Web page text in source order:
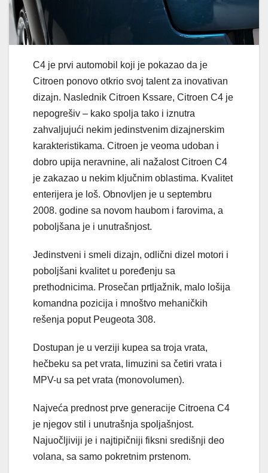
C4 je prvi automobil koji je pokazao da je
Citroen ponovo otkrio svoj talent za inovativan
dizajn. Naslednik Citroen Kssare, Citroen C4 je
nepogrešiv – kako spolja tako i iznutra
zahvaljujući nekim jedinstvenim dizajnerskim
karakteristikama. Citroen je veoma udoban i
dobro upija neravnine, ali nažalost Citroen C4
je zakazao u nekim ključnim oblastima. Kvalitet
enterijera je loš. Obnovljen je u septembru
2008. godine sa novom haubom i farovima, a
poboljšana je i unutrašnjost.
Jedinstveni i smeli dizajn, odlični dizel motori i
poboljšani kvalitet u poređenju sa
prethodnicima. Prosečan prtljažnik, malo lošija
komandna pozicija i mnoštvo mehaničkih
rešenja poput Peugeota ​​308.
Dostupan je u verziji kupea sa troja vrata,
hečbeku sa pet vrata, limuzini sa četiri vrata i
MPV-u sa pet vrata (monovolumen).
Najveća prednost prve generacije Citroena C4
je njegov stil i unutrašnja spoljašnjost.
Najuočljiviji je i najtipičniji fiksni središnji deo
volana, sa samo pokretnim prstenom.